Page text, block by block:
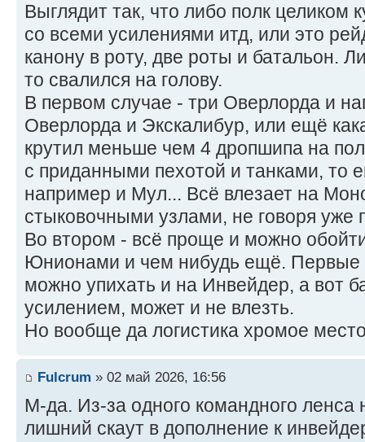
Выглядит так, что либо полк целиком
со всеми усилениями итд, или это
канону в роту, две роты и батальон.
то свалился на голову.
В первом случае - три Оверлорда и
Оверлорда и Экскалибур, или ещё
крутил меньше чем 4 дропшипа на
с приданными пехотой и танками,
например и Мул... Всё влезает на
стыковочными узлами, не говоря уже
Во втором - всё проще и можно
Юнионами и чем нибудь ещё. Первые
можно упихать и на Инвейдер, а вот
усилением, может и не влезть.
Но вообще да логистика хромое
Fulcrum » 02 май 2026, 16:56
М-да. Из-за одного командного ленса
лишний скаут в дополнение к